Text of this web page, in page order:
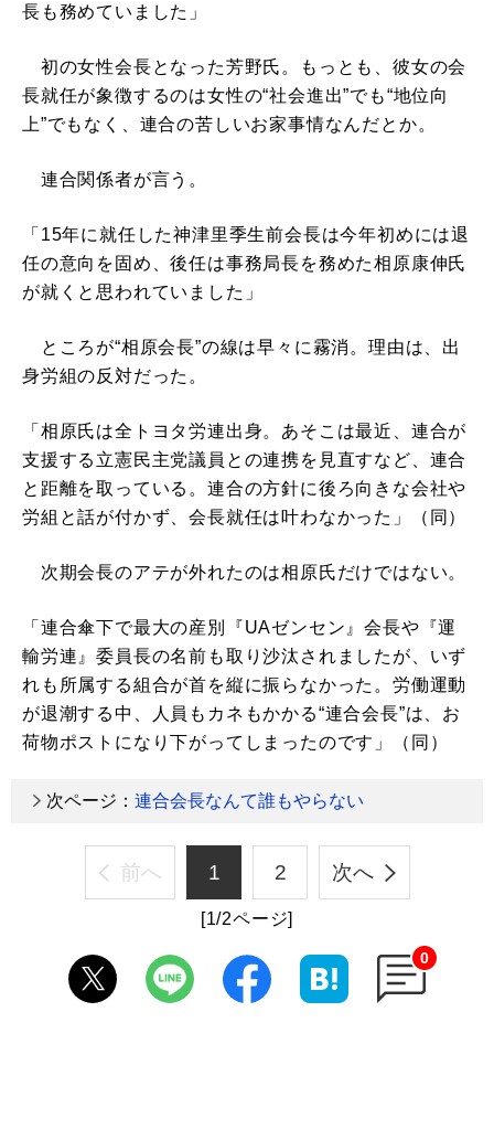
長も務めていました」
初の女性会長となった芳野氏。もっとも、彼女の会
長就任が象徴するのは女性の“社会進出”でも“地位向
上”でもなく、連合の苦しいお家事情なんだとか。
連合関係者が言う。
「15年に就任した神津里季生前会長は今年初めには退
任の意向を固め、後任は事務局長を務めた相原康伸氏
が就くと思われていました」
ところが“相原会長”の線は早々に霧消。理由は、出
身労組の反対だった。
「相原氏は全トヨタ労連出身。あそこは最近、連合が
支援する立憲民主党議員との連携を見直すなど、連合
と距離を取っている。連合の方針に後ろ向きな会社や
労組と話が付かず、会長就任は叶わなかった」（同）
次期会長のアテが外れたのは相原氏だけではない。
「連合傘下で最大の産別『UAゼンセン』会長や『運
輸労連』委員長の名前も取り沙汰されましたが、いず
れも所属する組合が首を縦に振らなかった。労働運動
が退潮する中、人員もカネもかかる“連合会長”は、お
荷物ポストになり下がってしまったのです」（同）
次ページ： 連合会長なんて誰もやらない
前へ 1 2 次へ
[1/2ページ]
0